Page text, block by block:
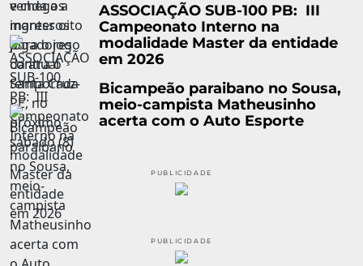
ASSOCIAÇÃO SUB-100 PB: III
Campeonato Interno na
modalidade Master da entidade
em 2026
Bicampeão paraibano no Sousa,
meio-campista Matheusinho
acerta com o Auto Esporte
PUBLICIDADE
PUBLICIDADE